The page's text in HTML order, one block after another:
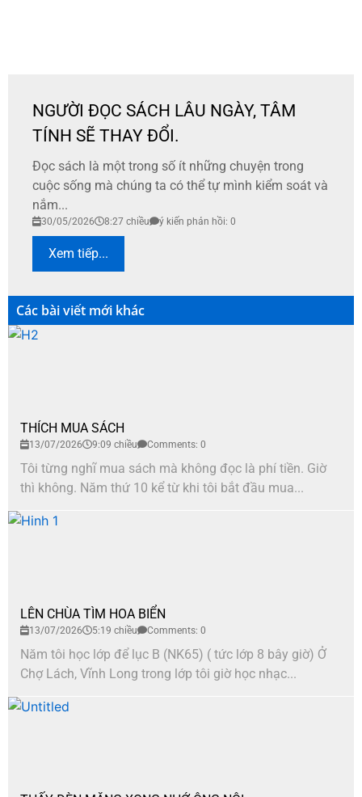
NGƯỜI ĐỌC SÁCH LÂU NGÀY, TÂM
TÍNH SẼ THAY ĐỔI.
Đọc sách là một trong số ít những chuyện trong
cuộc sống mà chúng ta có thể tự mình kiểm soát và
nắm...
30/05/2026 8:27 chiều ý kiến phản hồi: 0
Xem tiếp...
Các bài viết mới khác
THÍCH MUA SÁCH
13/07/2026 9:09 chiều Comments: 0
Tôi từng nghĩ mua sách mà không đọc là phí tiền. Giờ
thì không. Năm thứ 10 kể từ khi tôi bắt đầu mua...
LÊN CHÙA TÌM HOA BIỂN
13/07/2026 5:19 chiều Comments: 0
Năm tôi học lớp để lục B (NK65) ( tức lớp 8 bây giờ) Ở
Chợ Lách, Vĩnh Long trong lớp tôi giờ học nhạc...